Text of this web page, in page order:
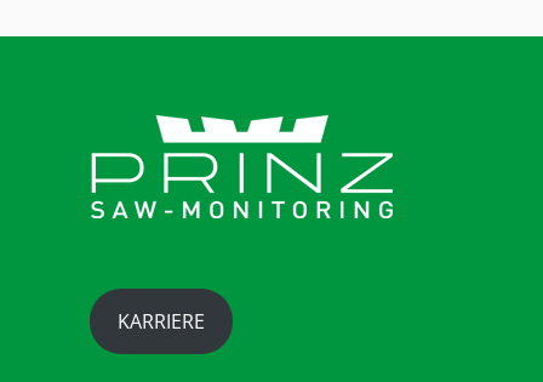
KARRIERE